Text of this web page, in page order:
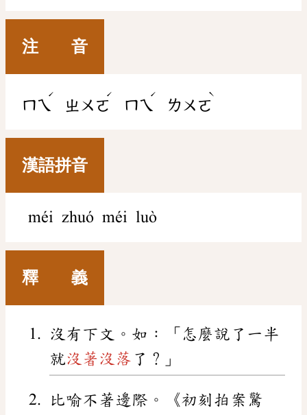
注 音
ㄇㄟ
ˊ
ㄓㄨㄛ
ˊ
ㄇㄟ
ˊ
ㄌㄨㄛ
ˋ
漢語拼音
méi zhuó méi luò
釋 義
沒有下文。如：「怎麼說了一半
就沒著沒落 了？」
比喻不著邊際。《初刻拍案驚